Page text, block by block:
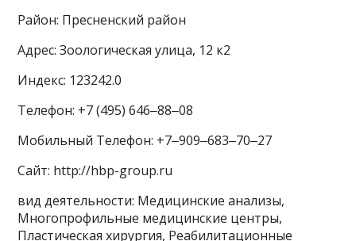
Район: Пресненский район
Адрес: Зоологическая улица, 12 к2
Индекс: 123242.0
Телефон: +7 (495) 646‒88‒08
Мобильный Телефон: +7‒909‒683‒70‒27
Сайт: http://hbp-group.ru
вид деятельности: Медицинские анализы,
Многопрофильные медицинские центры,
Пластическая хирургия, Реабилитационные